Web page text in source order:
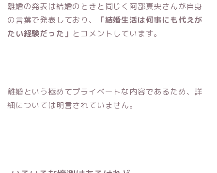
離婚の発表は結婚のときと同じく阿部真央さんが自身
の言葉で発表しており、
「結婚生活は何事にも代えが
たい経験だった」 とコメントしています。
離婚という極めてプライベートな内容であるため、詳
細については明言されていません。